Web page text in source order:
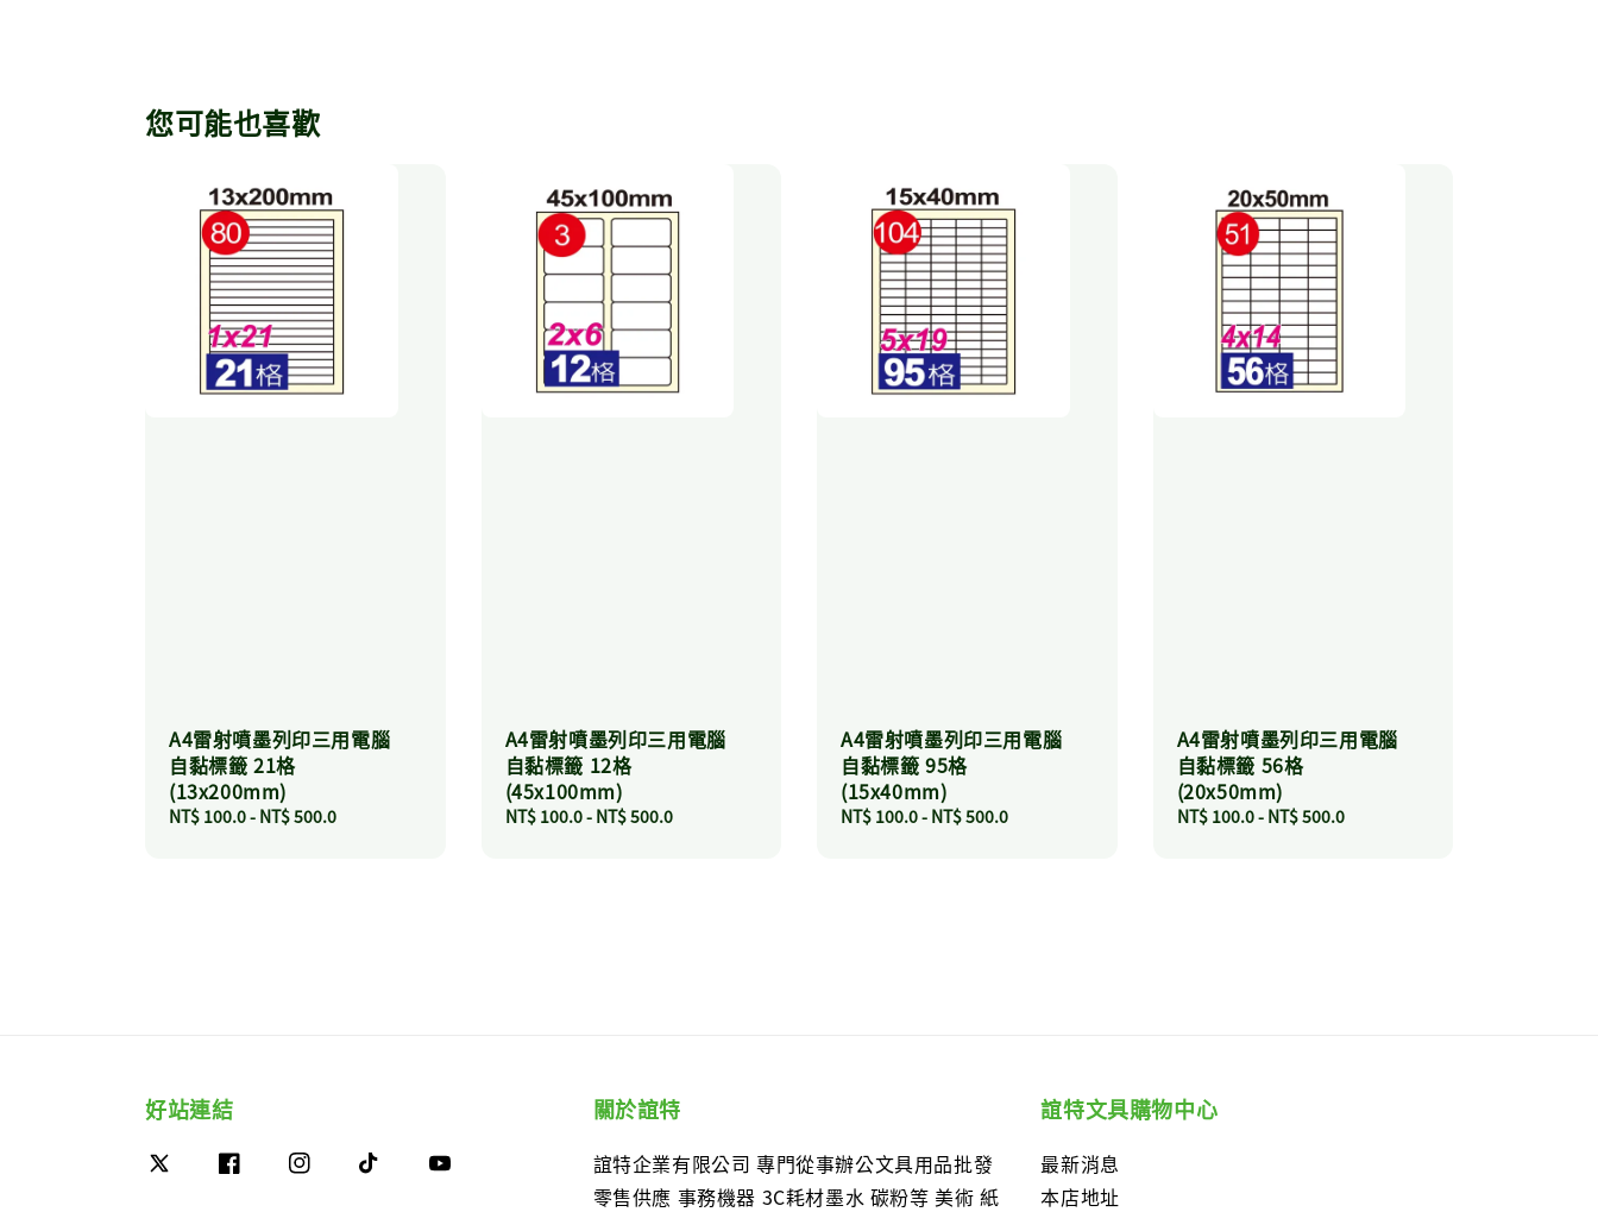
您可能也喜歡
A4雷射噴墨列印三用電腦
自黏標籤 21格
(13x200mm)
Regular
NT$ 100.0- NT$ 500.0
A4雷射噴墨列印三用電腦
自黏標籤 12格
(45x100mm)
Regular
NT$ 100.0- NT$ 500.0
A4雷射噴墨列印三用電腦
自黏標籤 95格
(15x40mm)
Regular
NT$ 100.0- NT$ 500.0
A4雷射噴墨列印三用電腦
自黏標籤 56格
(20x50mm)
Regular
NT$ 100.0- NT$ 500.0
好站連結 關於誼特
誼特企業有限公司 專門從事辦公文具用品批發
零售供應 事務機器 3C耗材墨水 碳粉等 美術 紙
誼特文具購物中心
最新消息
本店地址